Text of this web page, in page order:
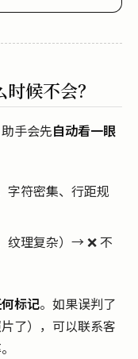
候不会？
手会先自动看一眼
字符密集、行距规
纹理复杂）→ ❌ 不
标记。如果误判了
了），可以联系客